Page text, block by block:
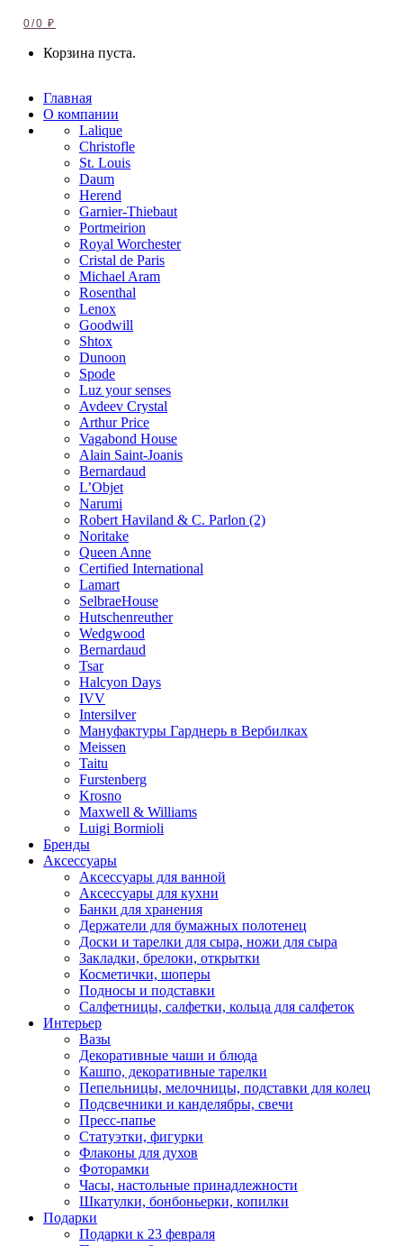
0/0₽
Корзина пуста.
Главная
О компании
Lalique
Christofle
St. Louis
Daum
Herend
Garnier-Thiebaut
Portmeirion
Royal Worchester
Cristal de Paris
Michael Aram
Rosenthal
Lenox
Goodwill
Shtox
Dunoon
Spode
Luz your senses
Avdeev Crystal
Arthur Price
Vagabond House
Alain Saint-Joanis
Bernardaud
L’Objet
Narumi
Robert Haviland & C. Parlon (2)
Noritakе
Queen Anne
Certified International
Lamart
SelbraeHouse
Hutschenreuther
Wedgwood
Bernardaud
Tsar
Halcyon Days
IVV
Intersilver
Мануфактуры Гарднерь в Вербилках
Meissen
Taitu
Furstenberg
Krosno
Maxwell & Williams
Luigi Bormioli
Бренды
Аксессуары
Аксессуары для ванной
Аксессуары для кухни
Банки для хранения
Держатели для бумажных полотенец
Доски и тарелки для сыра, ножи для сыра
Закладки, брелоки, открытки
Косметички, шоперы
Подносы и подставки
Салфетницы, салфетки, кольца для салфеток
Интерьер
Вазы
Декоративные чаши и блюда
Кашпо, декоративные тарелки
Пепельницы, мелочницы, подставки для колец
Подсвечники и канделябры, свечи
Пресс-папье
Статуэтки, фигурки
Флаконы для духов
Фоторамки
Часы, настольные принадлежности
Шкатулки, бонбоньерки, копилки
Подарки
Подарки к 23 февраля